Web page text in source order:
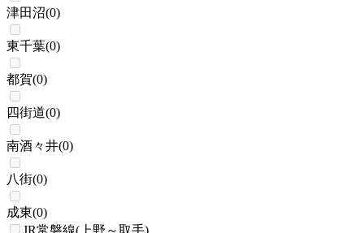
津田沼(0)
東千葉(0)
都賀(0)
四街道(0)
南酒々井(0)
八街(0)
成東(0)